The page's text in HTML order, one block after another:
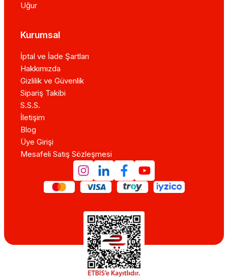
Uğur
Kurumsal
İptal ve İade Şartları
Hakkımızda
Gizlilik ve Güvenlik
Sipariş Takibi
S.S.S.
İletişim
Blog
Üye Girişi
Mesafeli Satış Sözleşmesi